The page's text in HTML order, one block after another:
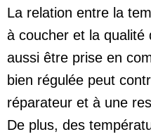
La relation entre la
à coucher et la qualité
aussi être prise en
bien régulée peut
réparateur et à une
De plus, des